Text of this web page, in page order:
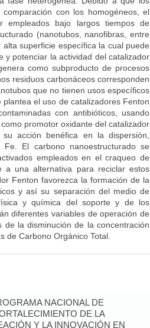
con los homogéneos, el
empleados bajo largos tiempos de
(nanotubos, nanofibras, entre
superficie específica la cual puede
y potenciar la actividad del catalizador
como subproducto de procesos
residuos carbonáceos corresponden
que no tienen usos específicos
el uso de catalizadores Fenton
con antibióticos, usando
promotor oxidante del catalizador
acción benéfica en la dispersión,
El carbono nanoestructurado se
empleados en el craqueo de
a una alternativa para reciclar estos
Fenton favorezca la formación de la
y así su separación del medio de
y química del soporte y de los
diferentes variables de operación de
la disminución de la concentración
de Carbono Orgánico Total.
NACIONAL DE
DE LA
Y LA INNOVACIÓN EN